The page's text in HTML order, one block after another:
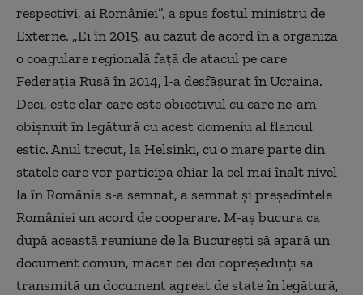
respectivi, ai României”, a spus fostul ministru de
Externe. „Ei în 2015, au căzut de acord în a organiza
o coagulare regională față de atacul pe care
Federația Rusă în 2014, l-a desfășurat în Ucraina.
Deci, este clar care este obiectivul cu care ne-am
obișnuit în legătură cu acest domeniu al flancul
estic. Anul trecut, la Helsinki, cu o mare parte din
statele care vor participa chiar la cel mai înalt nivel
la în România s-a semnat, a semnat și președintele
României un acord de cooperare. M-aș bucura ca
după această reuniune de la București să apară un
document comun, măcar cei doi copreședinți să
transmită un document agreat de state în legătură,